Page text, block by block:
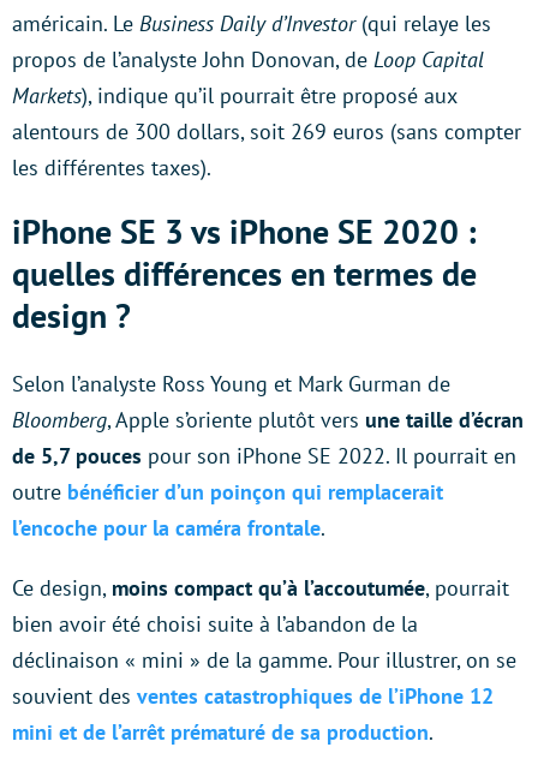
américain. Le Business Daily d’Investor(qui relaye les
propos de l’analyste John Donovan, de Loop Capital
Markets), indique qu’il pourrait être proposé aux
alentours de 300 dollars, soit 269 euros (sans compter
les différentes taxes).
iPhone SE 3 vs iPhone SE 2020 :
quelles différences en termes de
design ?
Selon l’analyste Ross Young et Mark Gurman de
Bloomberg, Apple s’oriente plutôt vers une taille d’écran
de 5,7 pouces pour son iPhone SE 2022. Il pourrait en
outre bénéficier d’un poinçon qui remplacerait
l’encoche pour la caméra frontale.
Ce design, moins compact qu’à l’accoutumée, pourrait
bien avoir été choisi suite à l’abandon de la
déclinaison « mini » de la gamme. Pour illustrer, on se
souvient des ventes catastrophiques de l’iPhone 12
mini et de l’arrêt prématuré de sa production.